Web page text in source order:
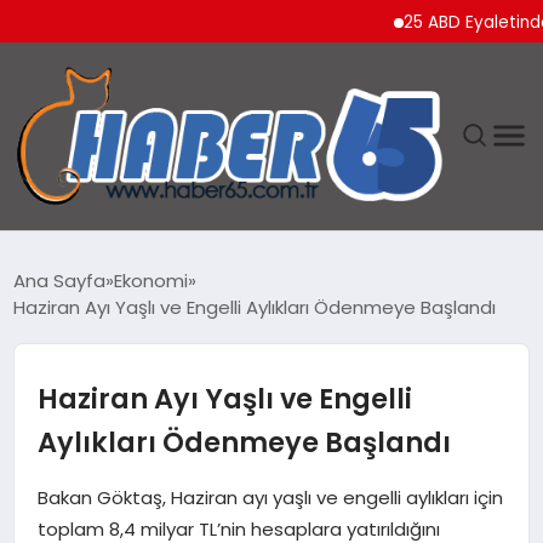
25 ABD Eyaletinden
TEKNOLOJI
Ana Sayfa Ekonomi
Haziran Ayı Yaşlı ve Engelli Aylıkları Ödenmeye Başlandı
Haziran Ayı Yaşlı ve Engelli
Aylıkları Ödenmeye Başlandı
Bakan Göktaş, Haziran ayı yaşlı ve engelli aylıkları için
toplam 8,4 milyar TL’nin hesaplara yatırıldığını